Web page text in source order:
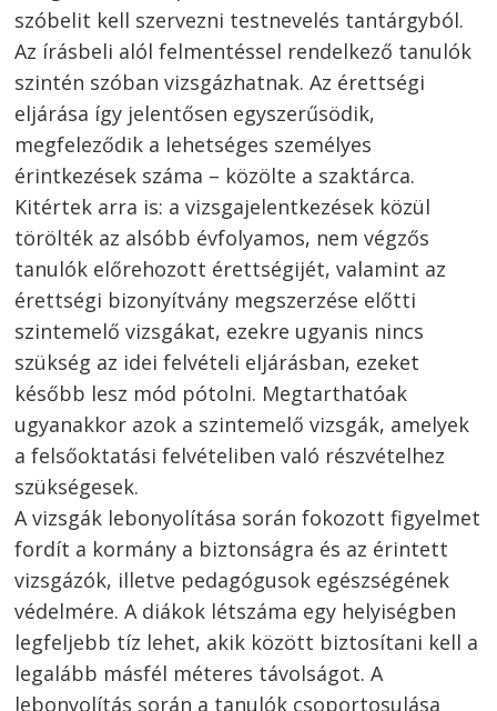
szóbelit kell szervezni testnevelés tantárgyból.
Az írásbeli alól felmentéssel rendelkező tanulók
szintén szóban vizsgázhatnak. Az érettségi
eljárása így jelentősen egyszerűsödik,
megfeleződik a lehetséges személyes
érintkezések száma – közölte a szaktárca.
Kitértek arra is: a vizsgajelentkezések közül
törölték az alsóbb évfolyamos, nem végzős
tanulók előrehozott érettségijét, valamint az
érettségi bizonyítvány megszerzése előtti
szintemelő vizsgákat, ezekre ugyanis nincs
szükség az idei felvételi eljárásban, ezeket
később lesz mód pótolni. Megtarthatóak
ugyanakkor azok a szintemelő vizsgák, amelyek
a felsőoktatási felvételiben való részvételhez
szükségesek.
A vizsgák lebonyolítása során fokozott figyelmet
fordít a kormány a biztonságra és az érintett
vizsgázók, illetve pedagógusok egészségének
védelmére. A diákok létszáma egy helyiségben
legfeljebb tíz lehet, akik között biztosítani kell a
legalább másfél méteres távolságot. A
lebonyolítás során a tanulók csoportosulása